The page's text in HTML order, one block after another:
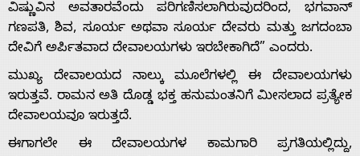
Home
About
Us
ವಿಷ್ಣುವಿನ ಅವತಾರವೆಂದು ಪರಿಗಣಿಸಲಾಗಿರುವುದರಿಂದ, ಭಗವಾನ್
ಗಣಪತಿ, ಶಿವ, ಸೂರ್ಯ ಅಥವಾ ಸೂರ್ಯ ದೇವರು ಮತ್ತು ಜಗದಂಬಾ
ದೇವಿಗೆ ಅರ್ಪಿತವಾದ ದೇವಾಲಯಗಳು ಇರಬೇಕಾಗಿದೆ” ಎಂದರು.
ಮುಖ್ಯ ದೇವಾಲಯದ ನಾಲ್ಕು ಮೂಲೆಗಳಲ್ಲಿ ಈ ದೇವಾಲಯಗಳು
ಇರುತ್ತವೆ. ರಾಮನ ಅತಿ ದೊಡ್ಡ ಭಕ್ತ ಹನುಮಂತನಿಗೆ ಮೀಸಲಾದ ಪ್ರತ್ಯೇಕ
ದೇವಾಲಯವೂ ಇರುತ್ತದೆ.
ಈಗಾಗಲೇ ಈ ದೇವಾಲಯಗಳ ಕಾಮಗಾರಿ ಪ್ರಗತಿಯಲ್ಲಿದ್ದು,